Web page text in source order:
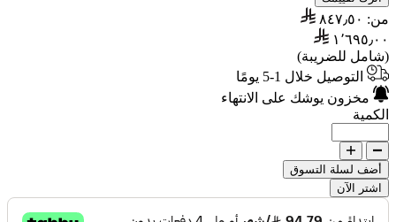
من: ٨٤٧٫٥٠
١٬٦٩٥٫٠٠
(شامل للضريبة)
التوصيل خلال 1-5 يومًا
مخزون يوشك على الانتهاء
الكمية
أضف لسلة التسوق
اشتر الآن